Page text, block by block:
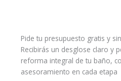
Pide tu presupuesto gratis y
Recibirás un desglose claro y
reforma integral de tu baño,
asesoramiento en cada etapa